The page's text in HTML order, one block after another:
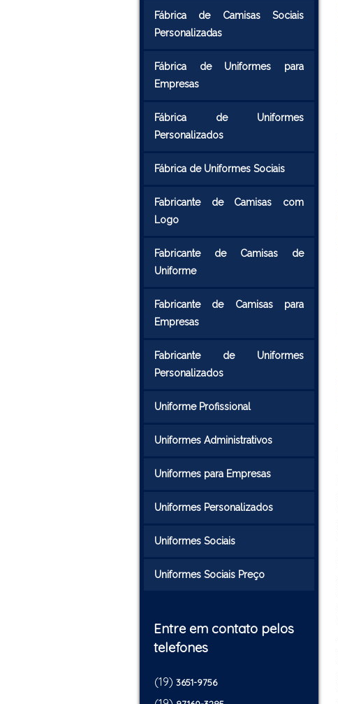
Fábrica de Camisas Sociais
Personalizadas
Fábrica de Uniformes para
Empresas
Fábrica de Uniformes
Personalizados
Fábrica de Uniformes Sociais
Fabricante de Camisas com
Logo
Fabricante de Camisas de
Uniforme
Fabricante de Camisas para
Empresas
Fabricante de Uniformes
Personalizados
Uniforme Profissional
Uniformes Administrativos
Uniformes para Empresas
Uniformes Personalizados
Uniformes Sociais
Uniformes Sociais Preço
Entre em contato pelos
telefones
(19)3651-9756